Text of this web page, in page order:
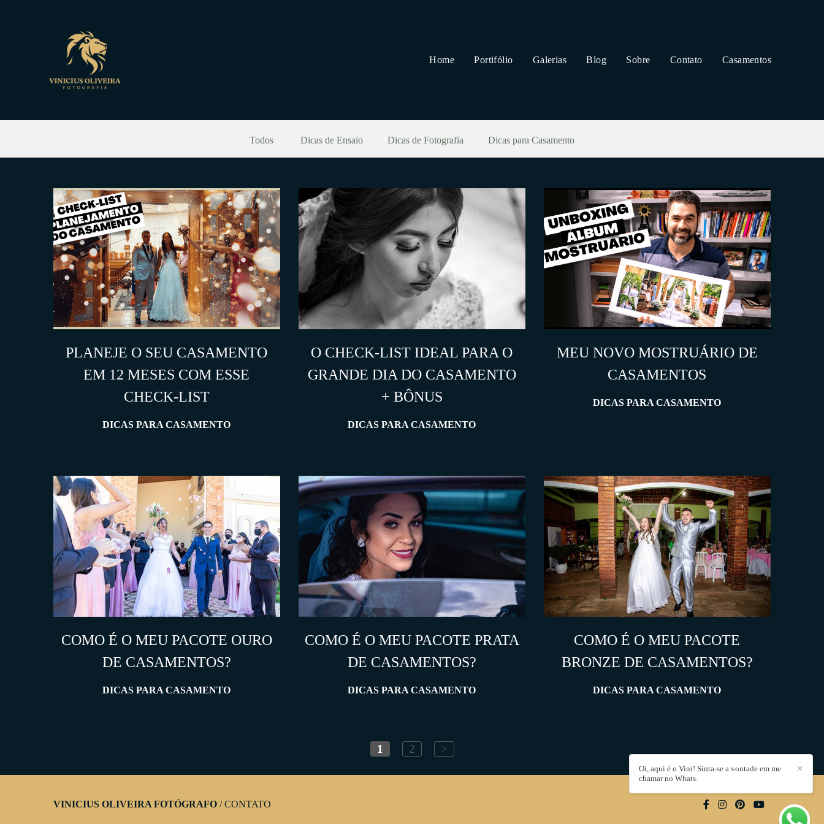
Home Portifólio Galerias Blog Sobre Contato Casamentos
Todos Dicas de Ensaio Dicas de Fotografia Dicas para Casamento
PLANEJE O SEU CASAMENTO
EM 12 MESES COM ESSE
CHECK-LIST
DICAS PARA CASAMENTO
O CHECK-LIST IDEAL PARA O
GRANDE DIA DO CASAMENTO
+ BÔNUS
DICAS PARA CASAMENTO
MEU NOVO MOSTRUÁRIO DE
CASAMENTOS
DICAS PARA CASAMENTO
COMO É O MEU PACOTE OURO
DE CASAMENTOS?
DICAS PARA CASAMENTO
COMO É O MEU PACOTE PRATA
DE CASAMENTOS?
DICAS PARA CASAMENTO
COMO É O MEU PACOTE
BRONZE DE CASAMENTOS?
DICAS PARA CASAMENTO
1 2 >
VINICIUS OLIVEIRA FOTÓGRAFO /CONTATO
✕
Oi, aqui é o Vini! Sinta-se a vontade em me
chamar no Whats.